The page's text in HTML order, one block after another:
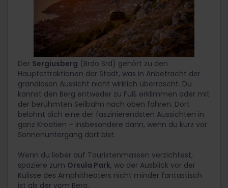
Der Sergiusberg (Brdo Srd) gehört zu den
Hauptattraktionen der Stadt, was in Anbetracht der
grandiosen Aussicht nicht wirklich überrascht. Du
kannst den Berg entweder zu Fuß erklimmen oder mit
der berühmten Seilbahn nach oben fahren. Dort
belohnt dich eine der faszinierendsten Aussichten in
ganz Kroatien – insbesondere dann, wenn du kurz vor
Sonnenuntergang dort bist.
Wenn du lieber auf Touristenmassen verzichtest,
spaziere zum Orsula Park, wo der Ausblick vor der
Kulisse des Amphitheaters nicht minder fantastisch
ist als der vom Berg.